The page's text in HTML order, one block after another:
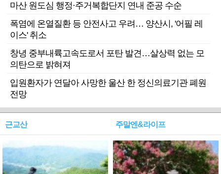
마산 원도심 행정·주거복합단지 연내 준공 수순
폭염에 온열질환 등 안전사고 우려… 양산시, '어필 레
이스' 취소
창녕 중부내륙고속도로서 포탄 발견…살상력 없는 모
의탄으로 밝혀져
입원환자가 연달아 사망한 울산 한 정신의료기관 폐원
전망
근교산 주말엔&라이프